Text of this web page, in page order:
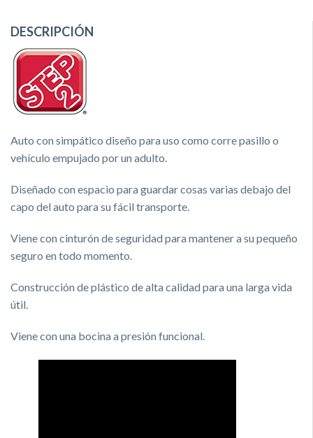
DESCRIPCIÓN
Auto con simpático diseño para uso como corre pasillo o
vehículo empujado por un adulto.
Diseñado con espacio para guardar cosas varias debajo del
capo del auto para su fácil transporte.
Viene con cinturón de seguridad para mantener a su pequeño
seguro en todo momento.
Construcción de plástico de alta calidad para una larga vida
útil.
Viene con una bocina a presión funcional.